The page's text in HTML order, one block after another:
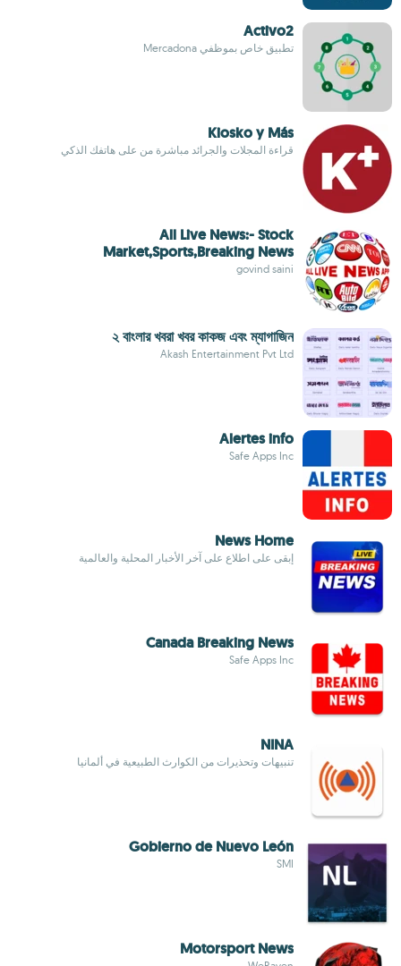
Activo2
تطبيق خاص بموظفي Mercadona
Kiosko y Más
قراءة المجلات والجرائد مباشرة من على هاتفك الذكي
All Live News:- Stock
Market,Sports,Breaking News
govind saini
২ বাংলার খবরা খবর কাকজ এবং ম্যাগাজিন
Akash Entertainment Pvt Ltd
Alertes info
Safe Apps Inc
News Home
إبقى على اطلاع على آخر الأخبار المحلية والعالمية
Canada Breaking News
Safe Apps Inc
NINA
تنبيهات وتحذيرات من الكوارث الطبيعية في ألمانيا
Gobierno de Nuevo León
SMI
Motorsport News